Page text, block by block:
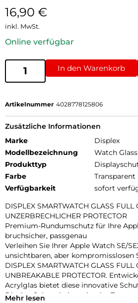
16,90 €
inkl. MwSt.
Online verfügbar
In den Warenkorb
Artikelnummer 4028778125806
Zusätzliche Informationen
Marke
Displex
Modellbezeichnung
Watch
Produkttyp
Farbe
Transparent
Verfügbarkeit
sofort
DISPLEX SMARTWATCH GLASS FULL
UNZERBRECHLICHER PROTECTOR
Premium-Rundumschutz für Ihre
bruchsicher, passgenau
Verleihen Sie Ihrer Apple Watch SE/
unsichtbaren, aber kompromisslosen
DISPLEX SMARTWATCH GLASS FULL
UNBREAKABLE PROTECTOR.
Acrylglas bietet diese innovative
Display-Schutz bei maximaler
Mehr lesen